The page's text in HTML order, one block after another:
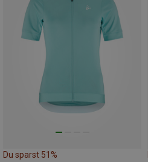
Du sparst 51%